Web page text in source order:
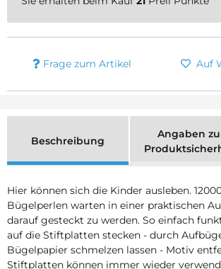
Frage zum Artikel Auf
Beschreibung
Angaben
Hier können sich die Kinder ausleben.
Bügelperlen warten in einer praktischen
darauf gesteckt zu werden. So einfach
auf die Stiftplatten stecken - durch
Bügelpapier schmelzen lassen - Motiv
Stiftplatten können immer wieder